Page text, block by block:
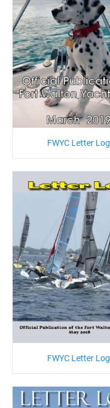
FWYC Letter Log
FWYC Letter Log